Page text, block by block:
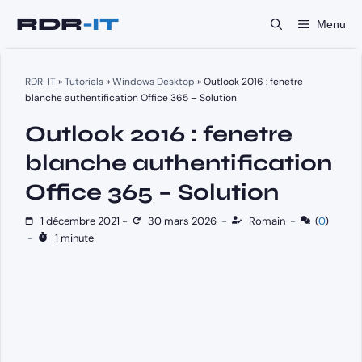
Menu
RDR-IT»Tutoriels»Windows Desktop »Outlook 2016 : fenetre
blanche authentification Office 365 – Solution
Outlook 2016 : fenetre
blanche authentification
Office 365 – Solution
1 décembre 2021 - 30 mars 2026 - Romain - (0)
-
1 minute